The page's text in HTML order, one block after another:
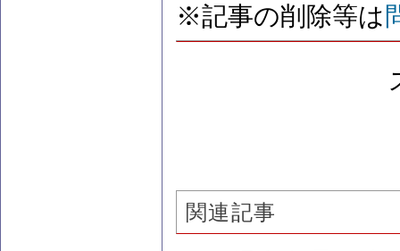
※記事の削除等は
関連記事